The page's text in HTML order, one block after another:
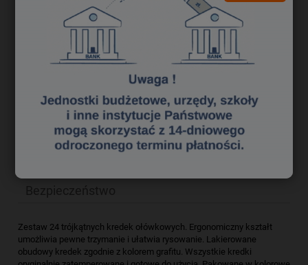
do koszyka
dodaj do przechowalni
Producent:
CRICCO
Kod produktu:
ke 3710060
zapytaj o produkt
poleć znajomemu
Zestaw 24 trójkątnych kredek ołówkowych. Ergonomiczny kształt
umożliwia pewne trzymanie i ułatwia rysowanie. Lakierowane
obudowy kredek zgodnie z kolorem grafitu. Wszystkie kredki